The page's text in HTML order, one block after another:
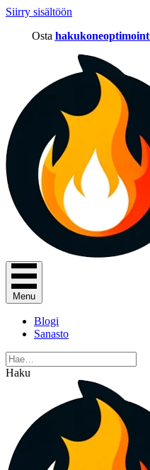
Siirry sisältöön
Osta
Menu
Blogi
Sanasto
Haku